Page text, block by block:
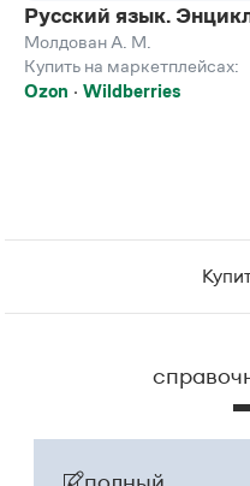
Ozon
Wildberries
академический